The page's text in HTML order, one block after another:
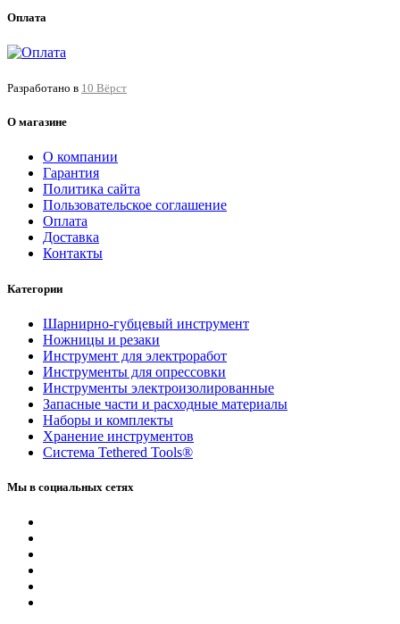
Оплата
Разработано в 10 Вёрст
О магазине
О компании
Гарантия
Политика сайта
Пользовательское соглашение
Оплата
Доставка
Контакты
Категории
Шарнирно-губцевый инструмент
Ножницы и резаки
Инструмент для электроработ
Инструменты для опрессовки
Инструменты электроизолированные
Запасные части и расходные материалы
Наборы и комплекты
Хранение инс­тру­мен­тов
Система Tethered Tools®
Мы в социальных сетях